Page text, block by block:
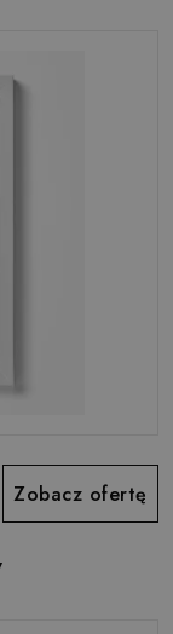
Zobacz ofertę